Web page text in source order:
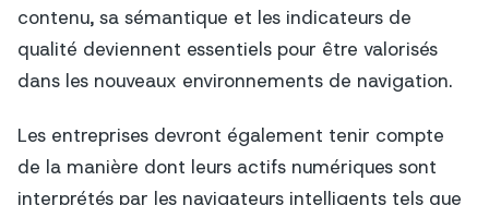
contenu, sa sémantique et les indicateurs de
qualité deviennent essentiels pour être valorisés
dans les nouveaux environnements de navigation.
Les entreprises devront également tenir compte
de la manière dont leurs actifs numériques sont
interprétés par les navigateurs intelligents tels que